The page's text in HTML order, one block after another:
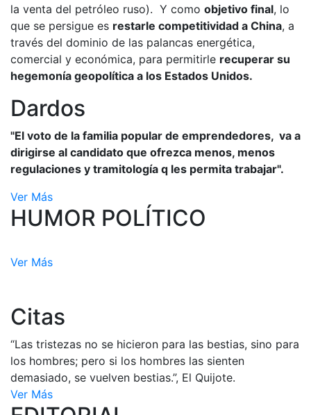
la venta del petróleo ruso). Y como objetivo final, lo
que se persigue es restarle competitividad a China, a
través del dominio de las palancas energética,
comercial y económica, para permitirle recuperar su
hegemonía geopolítica a los Estados Unidos.
Dardos
"El voto de la familia popular de emprendedores, va a
dirigirse al candidato que ofrezca menos, menos
regulaciones y tramitología q les permita trabajar".
Ver Más
HUMOR POLÍTICO
Ver Más
Citas
“Las tristezas no se hicieron para las bestias, sino para
los hombres; pero si los hombres las sienten
demasiado, se vuelven bestias.”, El Quijote.
Ver Más